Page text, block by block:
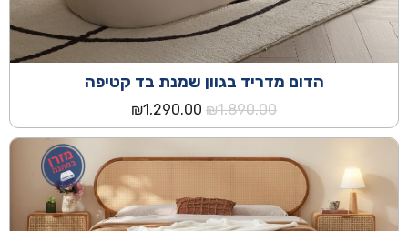
הדום מדריד בגוון שמנת בד קטיפה
₪1,890.00
המחיר
המקורי
היה:
₪1,890.00.
₪1,290.00
הנוכחי
הוא:
₪1,290.00.